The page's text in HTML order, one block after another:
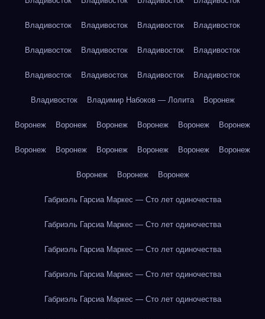
Владивосток Владивосток Владивосток Владивосток
Владивосток Владивосток Владивосток Владивосток
Владивосток Владивосток Владивосток Владивосток
Владивосток Владимир Набоков — Лолита Воронеж
Воронеж Воронеж Воронеж Воронеж Воронеж Воронеж
Воронеж Воронеж Воронеж Воронеж Воронеж Воронеж
Воронеж Воронеж Воронеж
Габриэль Гарсиа Маркес — Сто лет одиночества
Габриэль Гарсиа Маркес — Сто лет одиночества
Габриэль Гарсиа Маркес — Сто лет одиночества
Габриэль Гарсиа Маркес — Сто лет одиночества
Габриэль Гарсиа Маркес — Сто лет одиночества